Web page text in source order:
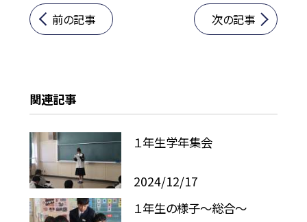
前の記事 次の記事
関連記事
１年生学年集会
2024/12/17
１年生の様子〜総合〜